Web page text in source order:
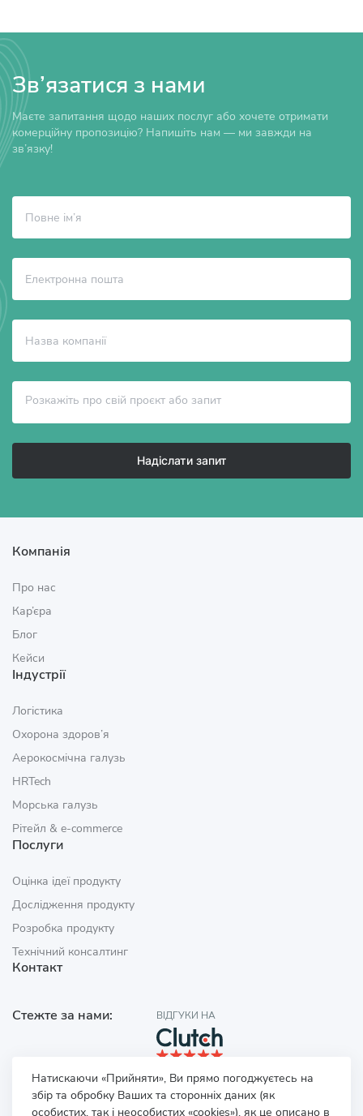
Натискаючи «Прийняти», Ви прямо погоджуєтесь на
збір та обробку Ваших та сторонніх даних (як
особистих, так і неособистих «cookies»), як це описано в
Зв’язатися з нами
Маєте запитання щодо наших послуг або хочете отримати
комерційну пропозицію? Напишіть нам — ми завжди на
зв’язку!
Надіслати запит
Компанія
Про нас
Кар’єра
Блог
Кейси
Індустрії
Логістика
Охорона здоров’я
Аерокосмічна галузь
HRTech
Морська галузь
Рітейл & e‑commerce
Послуги
Оцінка ідеї продукту
Дослідження продукту
Розробка продукту
Технічний консалтинг
Контакт
Стежте за нами: ВІДГУКИ НА